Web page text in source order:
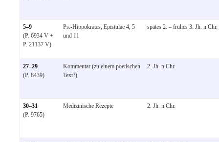
5–9
(P. 6934 V +
P. 21137 V)
Ps.-Hippokrates, Epistulae 4, 5
und 11
spätes 2. – frühes 3. Jh. n.Chr.
27–29
(P. 8439)
Kommentar (zu einem poetischen
Text?)
2. Jh. n.Chr.
30–31
(P. 9765)
Medizinische Rezepte 2. Jh. n.Chr.